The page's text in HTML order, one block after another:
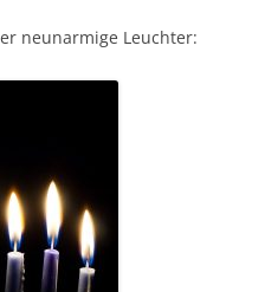
neunarmige Leuchter: